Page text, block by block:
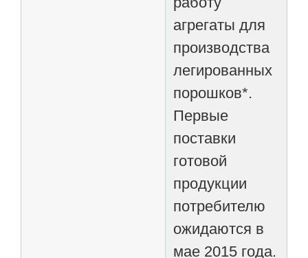
агрегаты для
производства
легированных
порошков*.
Первые
поставки
готовой
продукции
потребителю
ожидаются в
мае 2015 года.